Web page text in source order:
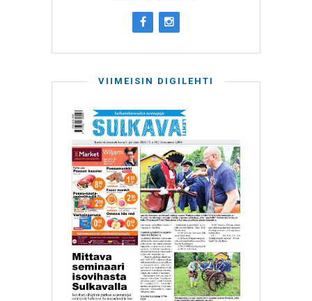
VIIMEISIN DIGILEHTI